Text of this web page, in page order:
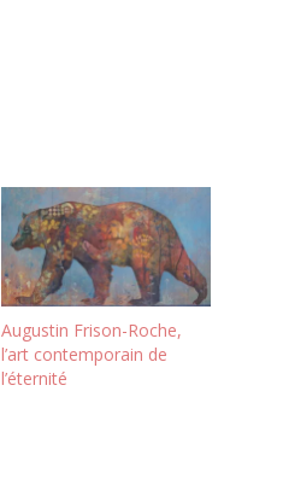
Augustin Frison-Roche,
l’art contemporain de
l’éternité